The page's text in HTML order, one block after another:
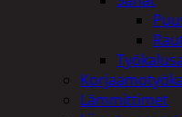
Lämmittimet